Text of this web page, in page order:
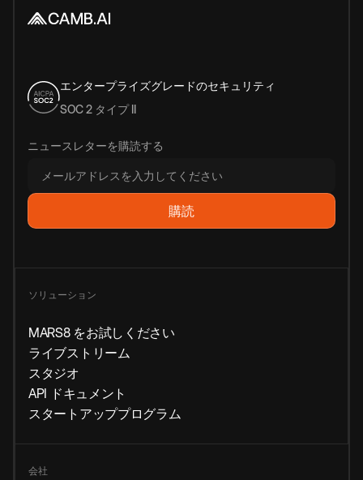
エンタープライズグレードのセキュリティ
SOC 2 タイプ II
ニュースレターを購読する
ソリューション
MARS8 をお試しください
ライブストリーム
スタジオ
API ドキュメント
スタートアッププログラム
会社